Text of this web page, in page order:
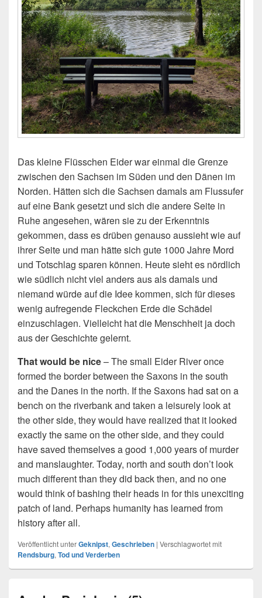
Das kleine Flüsschen Eider war einmal die Grenze
zwischen den Sachsen im Süden und den Dänen im
Norden. Hätten sich die Sachsen damals am Flussufer
auf eine Bank gesetzt und sich die andere Seite in
Ruhe angesehen, wären sie zu der Erkenntnis
gekommen, dass es drüben genauso aussieht wie auf
ihrer Seite und man hätte sich gute 1000 Jahre Mord
und Totschlag sparen können. Heute sieht es nördlich
wie südlich nicht viel anders aus als damals und
niemand würde auf die Idee kommen, sich für dieses
wenig aufregende Fleckchen Erde die Schädel
einzuschlagen. Vielleicht hat die Menschheit ja doch
aus der Geschichte gelernt.
That would be nice– The small Eider River once
formed the border between the Saxons in the south
and the Danes in the north. If the Saxons had sat on a
bench on the riverbank and taken a leisurely look at
the other side, they would have realized that it looked
exactly the same on the other side, and they could
have saved themselves a good 1,000 years of murder
and manslaughter. Today, north and south don’t look
much different than they did back then, and no one
would think of bashing their heads in for this unexciting
patch of land. Perhaps humanity has learned from
history after all.
Veröffentlicht unterGeknipst, Geschrieben | Verschlagwortet mit
Rendsburg, Tod und Verderben